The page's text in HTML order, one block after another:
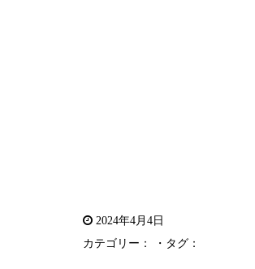
2024年4月4日
カテゴリー： ・タグ：